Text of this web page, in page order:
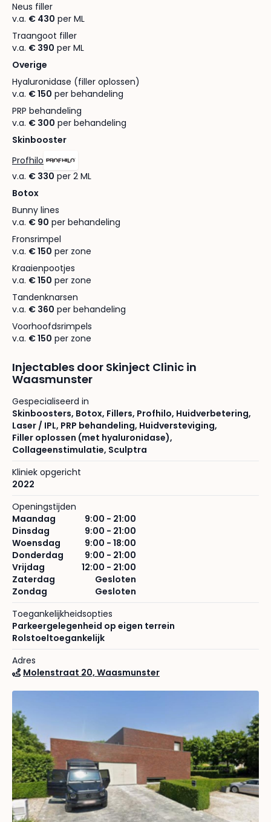
Neus filler
v.a. € 430 per ML
Traangoot filler
v.a. € 390 per ML
Overige
Hyaluronidase (filler oplossen)
v.a. € 150 per behandeling
PRP behandeling
v.a. € 300 per behandeling
Skinbooster
Profhilo
v.a. € 330 per 2 ML
Botox
Bunny lines
v.a. € 90 per behandeling
Fronsrimpel
v.a. € 150 per zone
Kraaienpootjes
v.a. € 150 per zone
Tandenknarsen
v.a. € 360 per behandeling
Voorhoofdsrimpels
v.a. € 150 per zone
Injectables door Skinject Clinic in
Waasmunster
Gespecialiseerd in
Skinboosters, Botox, Fillers, Profhilo, Huidverbetering,
Laser / IPL, PRP behandeling, Huidversteviging,
Filler oplossen (met hyaluronidase),
Collageenstimulatie, Sculptra
Kliniek opgericht
2022
Openingstijden
Maandag
9:00 - 21:00
Dinsdag
9:00 - 21:00
Woensdag
9:00 - 18:00
Donderdag
9:00 - 21:00
Vrijdag
12:00 - 21:00
Zaterdag
Gesloten
Zondag
Gesloten
Toegankelijkheidsopties
Parkeergelegenheid op eigen terrein
Rolstoeltoegankelijk
Adres
Molenstraat 20, Waasmunster